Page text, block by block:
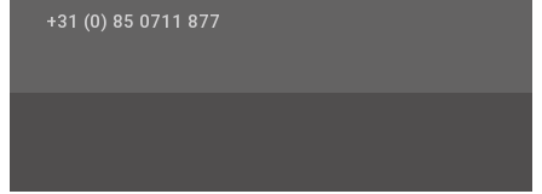
+31 (0) 85 0711 877